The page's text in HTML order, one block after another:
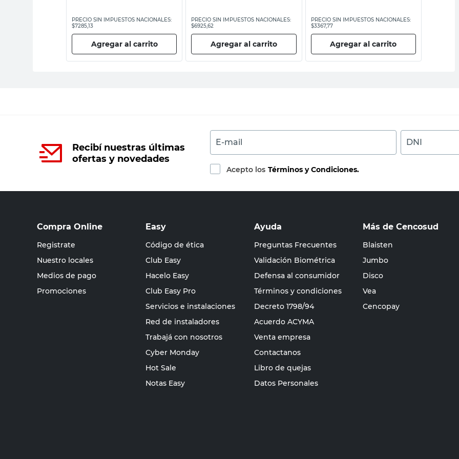
PRECIO SIN IMPUESTOS NACIONALES:
$7285,13
Agregar al carrito
PRECIO SIN IMPUESTOS NACIONALES:
$6925,62
Agregar al carrito
PRECIO SIN IMPUESTOS NACIONALES:
$3367,77
Agregar al carrito
Recibí nuestras últimas
ofertas y novedades
E-mail DNI
Acepto los Términos y Condiciones.
Compra Online
Registrate
Nuestro locales
Medios de pago
Promociones
Easy
Código de ética
Club Easy
Hacelo Easy
Club Easy Pro
Servicios e instalaciones
Red de instaladores
Trabajá con nosotros
Cyber Monday
Hot Sale
Notas Easy
Ayuda
Preguntas Frecuentes
Validación Biométrica
Defensa al consumidor
Términos y condiciones
Decreto 1798/94
Acuerdo ACYMA
Venta empresa
Contactanos
Libro de quejas
Datos Personales
Más de Cencosud
Blaisten
Jumbo
Disco
Vea
Cencopay